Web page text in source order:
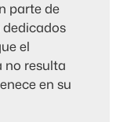
parte de
el
no resulta
en su